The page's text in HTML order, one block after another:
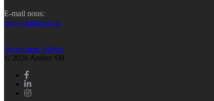
E-mail nous:
info@andreish.ch
Développeur KitWeb
© 2026 Andrei SH